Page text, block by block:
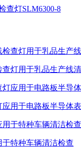
查灯SLM6300-8
灯用于乳品生产线
用于电路板半导体
特种车辆清洁检查